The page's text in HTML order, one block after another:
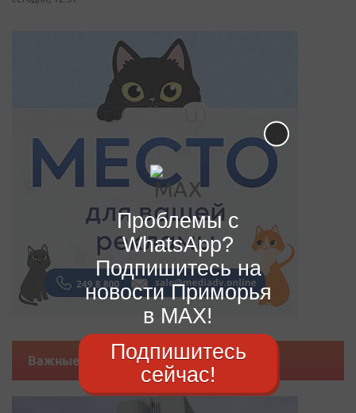
Важные новости
Проблемы с
WhatsApp?
Подпишитесь на
новости Приморья
в MAX!
Подпишитесь
сейчас!